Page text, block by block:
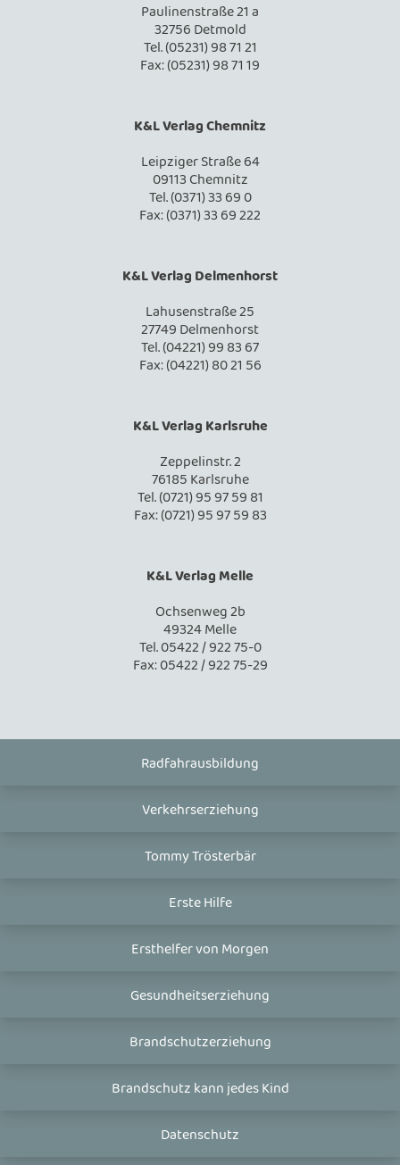
Paulinenstraße 21 a
32756 Detmold
Tel. (05231) 98 71 21
Fax: (05231) 98 71 19
K&L Verlag Chemnitz
Leipziger Straße 64
09113 Chemnitz
Tel. (0371) 33 69 0
Fax: (0371) 33 69 222
K&L Verlag Delmenhorst
Lahusenstraße 25
27749 Delmenhorst
Tel. (04221) 99 83 67
Fax: (04221) 80 21 56
K&L Verlag Karlsruhe
Zeppelinstr. 2
76185 Karlsruhe
Tel. (0721) 95 97 59 81
Fax: (0721) 95 97 59 83
K&L Verlag Melle
Ochsenweg 2b
49324 Melle
Tel. 05422 / 922 75-0
Fax: 05422 / 922 75-29
Radfahrausbildung
Verkehrserziehung
Tommy Trösterbär
Erste Hilfe
Ersthelfer von Morgen
Gesundheitserziehung
Brandschutzerziehung
Brandschutz kann jedes Kind
Datenschutz